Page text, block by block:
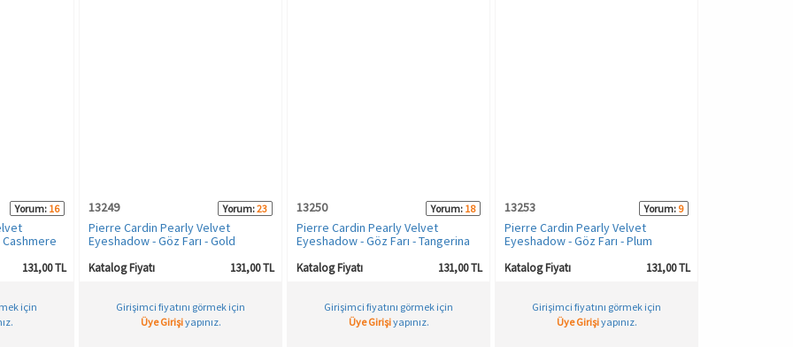
Yorum: 16
Cashmere
131,00 TL
için
13249 Yorum:23
Pierre Cardin Pearly Velvet
Eyeshadow - Göz Farı - Gold
Katalog Fiyatı 131,00 TL
Girişimci fiyatını görmek için
Üye Girişiyapınız.
13250 Yorum: 18
Pierre Cardin Pearly Velvet
Eyeshadow - Göz Farı - Tangerina
Katalog Fiyatı 131,00 TL
Girişimci fiyatını görmek için
Üye Girişiyapınız.
13253 Yorum: 9
Pierre Cardin Pearly Velvet
Eyeshadow - Göz Farı - Plum
Katalog Fiyatı 131,00 TL
Girişimci fiyatını görmek için
Üye Girişiyapınız.